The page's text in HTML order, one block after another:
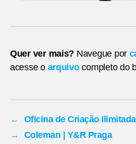
Quer ver mais? Navegue por
acesse o arquivocompleto do
←
Oficina de Criação Ilimitada
→
Coleman | Y&R Praga